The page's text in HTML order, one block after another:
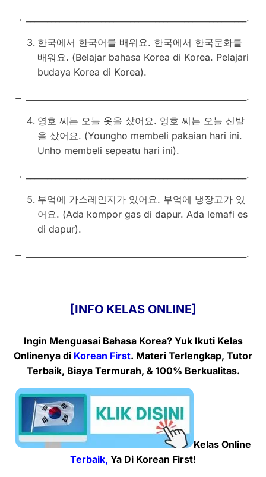
→ _____________________________________________________.
한국에서 한국어를 배워요. 한국에서 한국문화를
배워요. (Belajar bahasa Korea di Korea. Pelajari
budaya Korea di Korea).
→ _____________________________________________________.
영호 씨는 오늘 옷을 샀어요. 엉호 씨는 오늘 신발
을 샀어요. (Youngho membeli pakaian hari ini.
Unho membeli sepeatu hari ini).
→ _____________________________________________________.
부엌에 가스레인지가 있어요. 부엌에 냉장고가 있
어요. (Ada kompor gas di dapur. Ada lemafi es
di dapur).
→ _____________________________________________________.
[INFO KELAS ONLINE]
Ingin Menguasai Bahasa Korea? Yuk Ikuti Kelas
Onlinenya di Korean First. Materi Terlengkap, Tutor
Terbaik, Biaya Termurah, & 100% Berkualitas.
Kelas Online
Terbaik, Ya Di Korean First!